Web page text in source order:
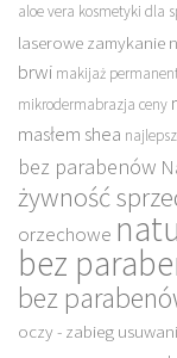
aloe vera kosmetyki dla
laserowe zamykanie
brwi makijaż
mikrodermabrazja ceny
masłem shea
bez parabenów
żywność
orzechowe
bez
bez
oczy - zabieg